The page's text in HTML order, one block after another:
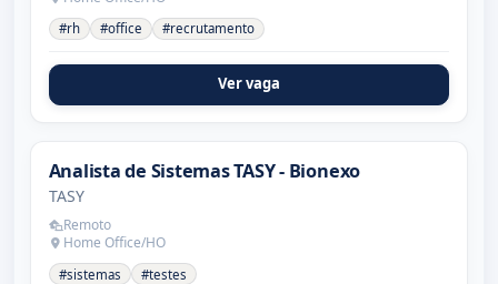
#rh #office #recrutamento
Ver vaga
Analista de Sistemas TASY - Bionexo
TASY
Remoto
Home Office/HO
#sistemas #testes